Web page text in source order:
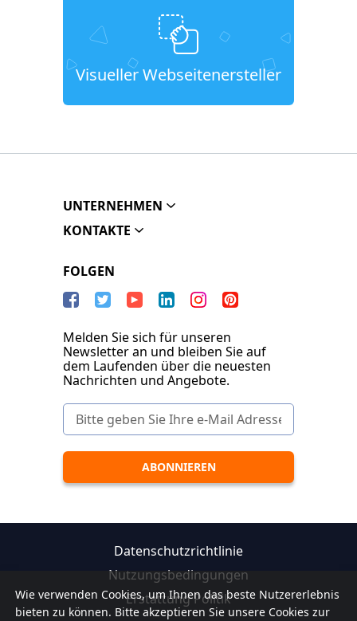
Visueller Webseitenersteller
Wie verwenden Cookies, um Ihnen das beste Nutzererlebnis
bieten zu können. Bitte akzeptieren Sie unsere Cookies zur
UNTERNEHMEN
KONTAKTE
FOLGEN
Melden Sie sich für unseren
Newsletter an und bleiben Sie auf
dem Laufenden über die neuesten
Nachrichten und Angebote.
Datenschutzrichtlinie
Nutzungsbedingungen
Erstattung Politik